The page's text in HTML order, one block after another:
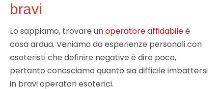
bravi
Lo sappiamo, trovare unoperatore affidabileè
cosa ardua. Veniamo da esperienze personali con
esoteristi che definire negative è dire poco,
pertanto conosciamo quanto sia difficile imbattersi
in bravi operatori esoterici.